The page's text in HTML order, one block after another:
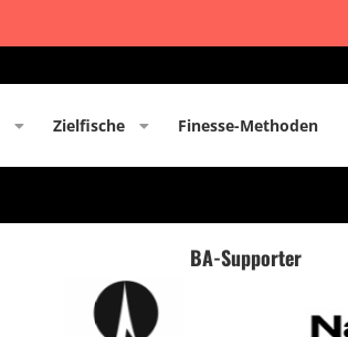
Zielfische Finesse-Methoden
BA-Supporter